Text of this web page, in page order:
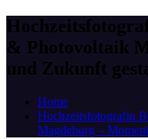
& Photovoltaik
und Zukunft
Home
Hochzeitsfotografin
Magdeburg –